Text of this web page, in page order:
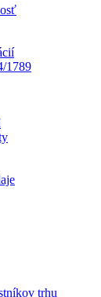
1789
trhu